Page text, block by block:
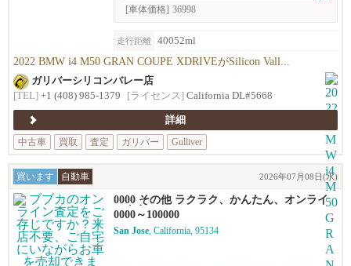
[車体価格] 36998
走行距離 40052ml
2022 BMW i4 M50 GRAN COUPE XDRIVEがSilicon Vall...
ガリバーシリコンバレー店
[TEL] +1 (408) 985-1379 [ライセンス] California DL#5668
詳細
中古車
買取 査定 ガリバー Gulliver
買います 自動車 2026年07月08日(水)
0000 その他 ラクラク、かんたん、オンライ
ン査定！
0000～100000
San Jose, California, 95134